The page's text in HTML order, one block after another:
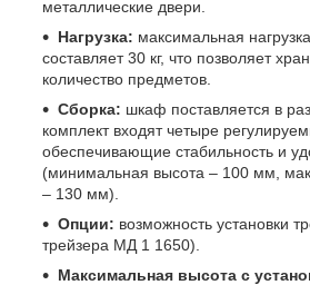
металлические двери.
Нагрузка: максимальная
составляет 30 кг, что позволяет
количество предметов.
Сборка: шкаф поставляется в
комплект входят четыре
обеспечивающие стабильность и
(минимальная высота – 100 мм,
– 130 мм).
Опции: возможность установки
трейзера МД 1 1650).
Максимальная высота с